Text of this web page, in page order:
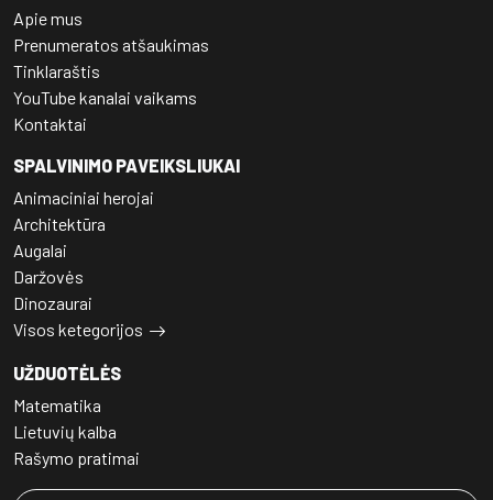
Apie mus
Prenumeratos atšaukimas
Tinklaraštis
YouTube kanalai vaikams
Kontaktai
SPALVINIMO PAVEIKSLIUKAI
Animaciniai herojai
Architektūra
Augalai
Daržovės
Dinozaurai
Visos ketegorijos
UŽDUOTĖLĖS
Matematika
Lietuvių kalba
Rašymo pratimai